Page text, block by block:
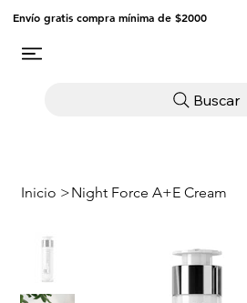
Envío gratis compra mínima de $2000
Buscar
Inicio >Night Force A+E Cream